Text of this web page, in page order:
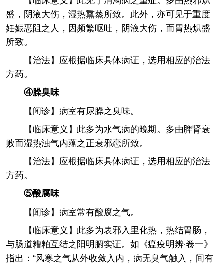
盛，阴液大伤，湿热熏蒸所致。此外，亦可见于重度
妊娠恶阻之人，因频繁呕吐，阴液大伤，而胃热炽盛
所致。
【治法】应根据临床具体病证，选用相应的治法
方药。
④臊臭味
【闻诊】病室有尿臊之臭味。
【临床意义】此多为水气病的晚期。多由脾肾衰
败而湿热浊气内蕴之正衰邪恋所致。
【治法】应根据临床具体病证，选用相应的治法
方药。
⑤酸腐味
【闻诊】病室常有酸腐之气。
【临床意义】此多为表邪入里化热，热结胃肠，
与肠道糟粕互结之阳明腑实证。如《瘟疫明辨·卷一》
指出：“风寒之气从外收敛入内，病无臭气触入，间有